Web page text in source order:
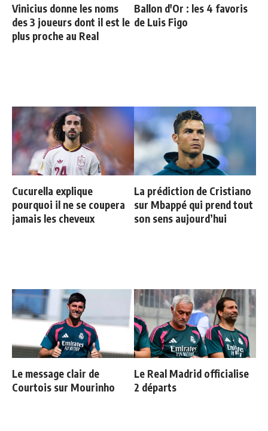
Vinicius donne les noms
des 3 joueurs dont il est le
plus proche au Real
Ballon d'Or : les 4 favoris
de Luis Figo
Cucurella explique
pourquoi il ne se coupera
jamais les cheveux
La prédiction de Cristiano
sur Mbappé qui prend tout
son sens aujourd’hui
Le message clair de
Courtois sur Mourinho
Le Real Madrid officialise
2 départs